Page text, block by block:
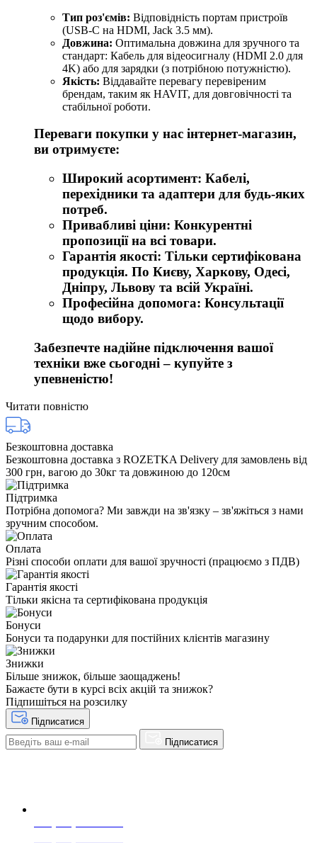
Тип роз'ємів: Відповідність портам пристроїв
(USB-C на HDMI, Jack 3.5 мм).
Довжина: Оптимальна довжина для зручного та
стандарт: Кабель для відеосигналу (HDMI 2.0 для
4K) або для зарядки (з потрібною потужністю).
Якість: Віддавайте перевагу перевіреним
брендам, таким як HAVIT, для довговічності та
стабільної роботи.
Переваги покупки у нас інтернет-магазин,
ви отримуєте:
Широкий асортимент: Кабелі,
перехідники та адаптери для будь-яких
потреб.
Привабливі ціни: Конкурентні
пропозиції на всі товари.
Гарантія якості: Тільки сертифікована
продукція. По Києву, Харкову, Одесі,
Дніпру, Львову та всій Україні.
Професійна допомога: Консультації
щодо вибору.
Забезпечте надійне підключення вашої
техніки вже сьогодні – купуйте з
упевненістю!
Читати повністю
Безкоштовна доставка
Безкоштовна доставка з ROZETKA Delivery для замовлень від
300 грн, вагою до 30кг та довжиною до 120см
Підтримка
Потрібна допомога? Ми завжди на зв'язку – зв'яжіться з нами
зручним способом.
Оплата
Різні способи оплати для вашої зручності (працюємо з ПДВ)
Гарантія якості
Тільки якісна та сертифікована продукція
Бонуси
Бонуси та подарунки для постійних клієнтів магазину
Знижки
Більше знижок, більше заощаджень!
Бажаєте бути в курсі всіх акцій та знижок?
Підпишіться на розсилку
Підписатися
Підписатися